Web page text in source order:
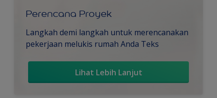
Perencana Proyek
Langkah demi langkah untuk merencanakan
pekerjaan melukis rumah Anda Teks
Lihat Lebih Lanjut